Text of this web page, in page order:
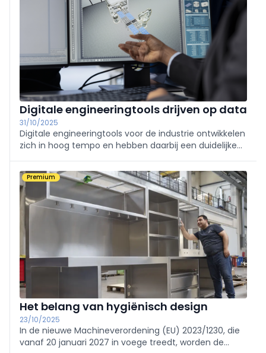
Digitale engineeringtools drijven op data
31/10/2025
Digitale engineeringtools voor de industrie ontwikkelen
zich in hoog tempo en hebben daarbij een duidelijke
duurzame toekomst. Dit heeft impact op de ontwerp-
en productieafdeling.
Premium
Het belang van hygiënisch design
23/10/2025
In de nieuwe Machineverordening (EU) 2023/1230, die
vanaf 20 januari 2027 in voege treedt, worden de